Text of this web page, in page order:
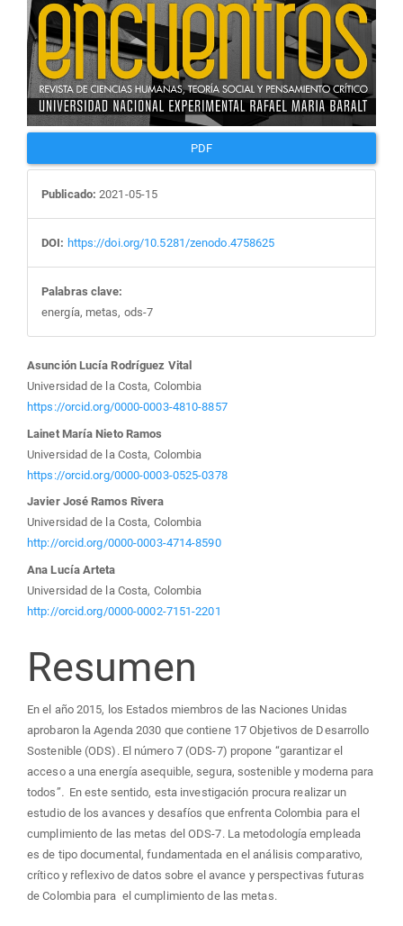
PDF
Publicado: 2021-05-15
DOI: https://doi.org/10.5281/zenodo.4758625
Palabras clave:
energía, metas, ods-7
Contenido
principal
del
artículo
Asunción Lucía Rodríguez Vital
Universidad de la Costa, Colombia
https://orcid.org/0000-0003-4810-8857
Lainet María Nieto Ramos
Universidad de la Costa, Colombia
https://orcid.org/0000-0003-0525-0378
Javier José Ramos Rivera
Universidad de la Costa, Colombia
http://orcid.org/0000-0003-4714-8590
Ana Lucía Arteta
Universidad de la Costa, Colombia
http://orcid.org/0000-0002-7151-2201
Resumen
En el año 2015, los Estados miembros de las Naciones Unidas
aprobaron la Agenda 2030 que contiene 17 Objetivos de Desarrollo
Sostenible (ODS). El número 7 (ODS-7) propone “garantizar el
acceso a una energía asequible, segura, sostenible y moderna para
todos”.En este sentido, esta investigación procura realizar un
estudio de los avances y desafíos que enfrenta Colombia para el
cumplimiento de las metas del ODS-7. La metodología empleada
es de tipo documental, fundamentada en el análisis comparativo,
crítico y reflexivo de datos sobre el avance y perspectivas futuras
de Colombia para el cumplimiento de las metas.